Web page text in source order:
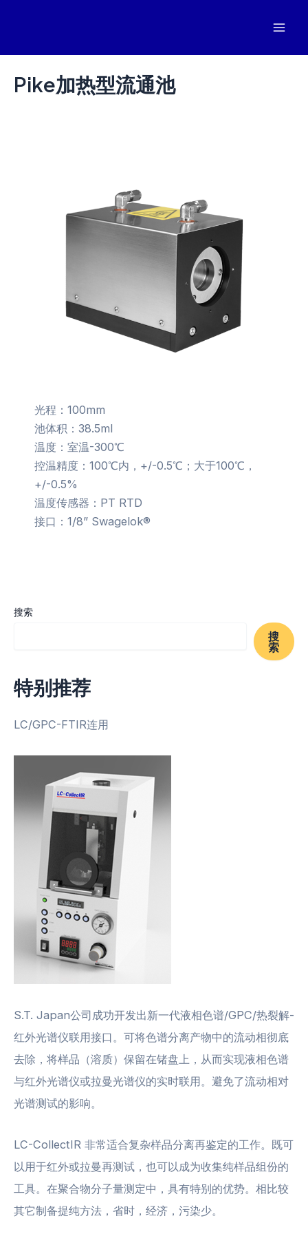
Pike加热型流通池
光程：100mm
池体积：38.5ml
温度：室温-300℃
控温精度：100℃内，+/-0.5℃；大于100℃，
+/-0.5%
温度传感器：PT RTD
接口：1/8” Swagelok®
搜索
搜
索
特别推荐
LC/GPC-FTIR连用
S.T. Japan公司成功开发出新一代液相色谱/GPC/热裂解-
红外光谱仪联用接口。可将色谱分离产物中的流动相彻底
去除，将样品（溶质）保留在锗盘上，从而实现液相色谱
与红外光谱仪或拉曼光谱仪的实时联用。避免了流动相对
光谱测试的影响。
LC-CollectIR 非常适合复杂样品分离再鉴定的工作。既可
以用于红外或拉曼再测试，也可以成为收集纯样品组份的
工具。在聚合物分子量测定中，具有特别的优势。相比较
其它制备提纯方法，省时，经济，污染少。